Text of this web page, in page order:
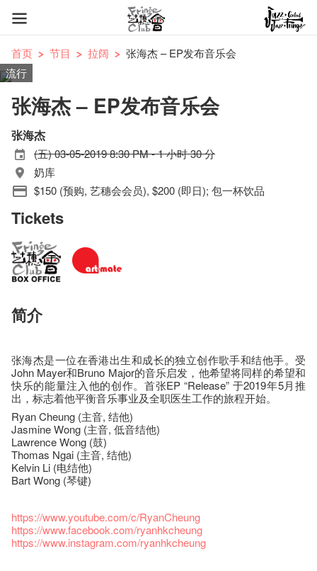
首页 节目 拉阔
张海杰 – EP发布音乐会
流行
张海杰 – EP发布音乐会
张海杰
(五) 03-05-2019 8:30 PM - 1 小时 30 分
奶库
$150 (预购, 艺穗会会员), $200 (即日); 包一杯饮品
Tickets
简介
张海杰是一位在香港出生和成长的独立创作歌手和结他手。受
John Mayer和Bruno Major的音乐启发，他希望将同样的希望和
快乐的能量注入他的创作。首张EP “Release” 于2019年5月推
出，标志着他平衡音乐事业及全职医生工作的旅程开始。
Ryan Cheung (主音, 结他)
Jasmine Wong (主音, 低音结他)
Lawrence Wong (鼓)
Thomas Ngai (主音, 结他)
Kelvin Li (电结他)
Bart Wong (琴键)
https://www.youtube.com/c/RyanCheung
https://www.facebook.com/ryanhkcheung
https://www.instagram.com/ryanhkcheung